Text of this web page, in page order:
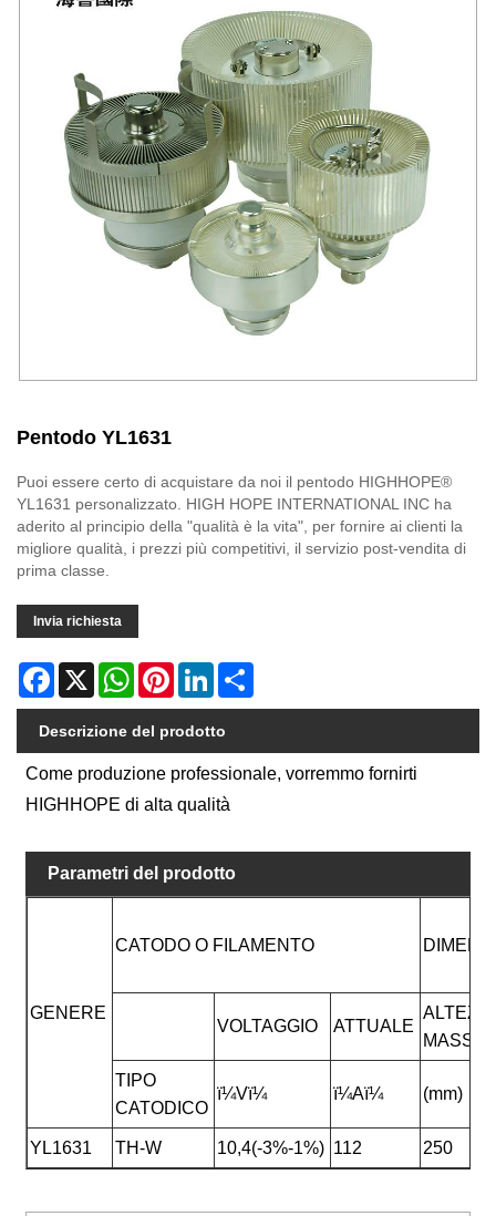
Pentodo YL1631
Puoi essere certo di acquistare da noi il pentodo HIGHHOPE®
YL1631 personalizzato. HIGH HOPE INTERNATIONAL INC ha
aderito al principio della "qualità è la vita", per fornire ai clienti la
migliore qualità, i prezzi più competitivi, il servizio post-vendita di
prima classe.
Invia richiesta
Facebook
X WhatsAppPinterestLinkedIn
Descrizione del prodotto
Come produzione professionale, vorremmo fornirti
HIGHHOPE di alta qualità
Parametri del prodotto
GENERE
CATODO O FILAMENTO
VOLTAGGIO ATTUALE
TIPO
CATODICO
ï¼Vï¼ ï¼Aï¼ (mm)
YL1631 TH-W 10,4(-3%-1%) 112 250